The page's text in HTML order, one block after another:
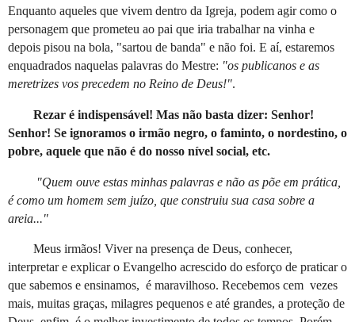
Enquanto aqueles que vivem dentro da Igreja, podem agir como o
personagem que prometeu ao pai que iria trabalhar na vinha e
depois pisou na bola, "sartou de banda" e não foi. E aí, estaremos
enquadrados naquelas palavras do Mestre: "os publicanos e as
meretrizes vos precedem no Reino de Deus!".
Rezar é indispensável! Mas não basta dizer: Senhor!
Senhor! Se ignoramos o irmão negro, o faminto, o nordestino, o
pobre, aquele que não é do nosso nível social, etc.
"Quem ouve estas minhas palavras e não as põe em prática,
é como um homem sem juízo, que construiu sua casa sobre a
areia..."
Meus irmãos! Viver na presença de Deus, conhecer,
interpretar e explicar o Evangelho acrescido do esforço de praticar o
que sabemos e ensinamos, é maravilhoso. Recebemos cem vezes
mais, muitas graças, milagres pequenos e até grandes, a proteção de